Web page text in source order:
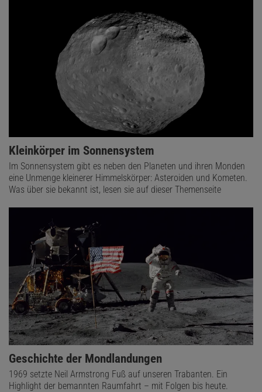
Kleinkörper im Sonnensystem
Im Sonnensystem gibt es neben den Planeten und ihren Monden
eine Unmenge kleinerer Himmelskörper: Asteroiden und Kometen.
Was über sie bekannt ist, lesen sie auf dieser Themenseite
Geschichte der Mondlandungen
1969 setzte Neil Armstrong Fuß auf unseren Trabanten. Ein
Highlight der bemannten Raumfahrt – mit Folgen bis heute.